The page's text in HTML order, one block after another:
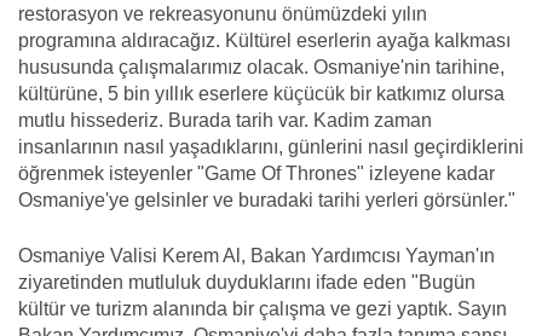
restorasyon ve rekreasyonunu önümüzdeki yılın
programına aldıracağız. Kültürel eserlerin ayağa kalkması
hususunda çalışmalarımız olacak. Osmaniye'nin tarihine,
kültürüne, 5 bin yıllık eserlere küçücük bir katkımız olursa
mutlu hissederiz. Burada tarih var. Kadim zaman
insanlarının nasıl yaşadıklarını, günlerini nasıl geçirdiklerini
öğrenmek isteyenler "Game Of Thrones" izleyene kadar
Osmaniye'ye gelsinler ve buradaki tarihi yerleri görsünler."
Osmaniye Valisi Kerem Al, Bakan Yardımcısı Yayman'ın
ziyaretinden mutluluk duyduklarını ifade eden "Bugün
kültür ve turizm alanında bir çalışma ve gezi yaptık. Sayın